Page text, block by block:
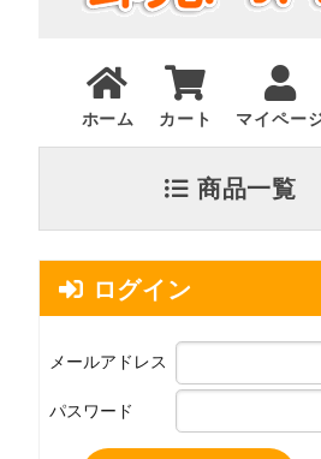
ホーム カート マイペー
商品一覧
ログイン
メールアドレス
パスワード